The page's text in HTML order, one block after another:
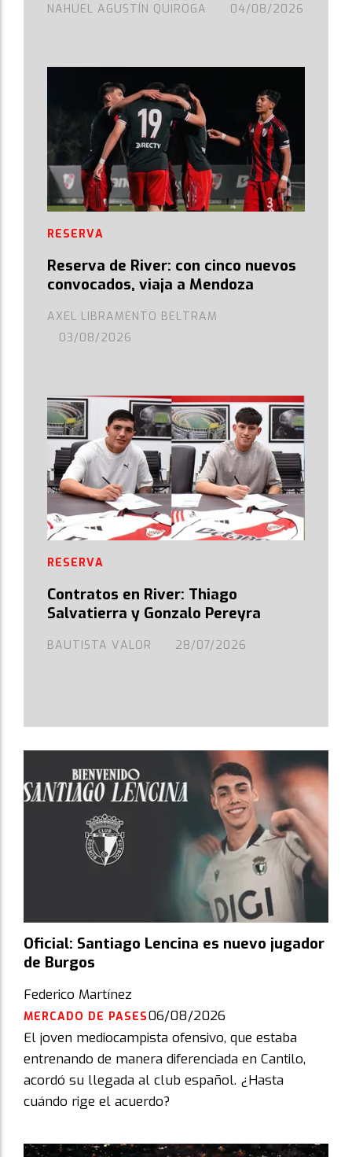
NAHUEL AGUSTÍN QUIROGA 04/08/2026
Reserva de River: con cinco nuevos
convocados, viaja a Mendoza
AXEL LIBRAMENTO BELTRAM
RESERVA
03/08/2026
Contratos en River: Thiago
Salvatierra y Gonzalo Pereyra
BAUTISTA VALOR
RESERVA
28/07/2026
Oficial: Santiago Lencina es nuevo jugador
de Burgos
Federico Martínez
MERCADO DE PASES06/08/2026
El joven mediocampista ofensivo, que estaba
entrenando de manera diferenciada en Cantilo,
acordó su llegada al club español. ¿Hasta
cuándo rige el acuerdo?